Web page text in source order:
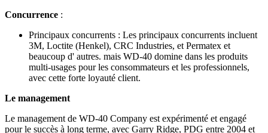
Concurrence :
Principaux concurrents : Les principaux concurrents incluent
3M, Loctite (Henkel), CRC Industries, et Permatex et
beaucoup d' autres. mais WD-40 domine dans les produits
multi-usages pour les consommateurs et les professionnels,
avec cette forte loyauté client.
Le management
Le management de WD-40 Company est expérimenté et engagé
pour le succès à long terme, avec Garry Ridge, PDG entre 2004 et